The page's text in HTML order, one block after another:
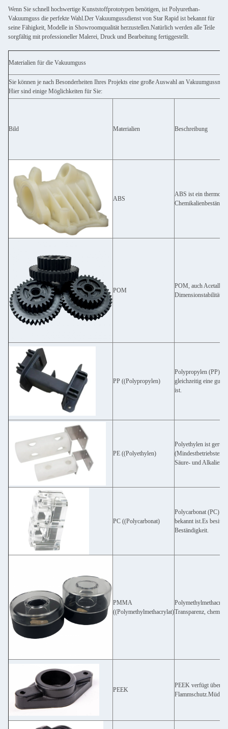
Wenn Sie schnell hochwertige Kunststoffprototypen benötigen, ist Polyurethan-
Vakuumguss die perfekte Wahl.Der Vakuumgussdienst von Star Rapid ist bekannt für
seine Fähigkeit, Modelle in Showroomqualität herzustellen.Natürlich werden alle Teile
sorgfältig mit professioneller Malerei, Druck und Bearbeitung fertiggestellt.
Materialien für die Vakuumguss
Sie können je nach Besonderheiten Ihres Projekts eine große Auswahl an
Hier sind einige Möglichkeiten für Sie:
Bild Materialien Beschreibung
ABS
ABS ist ein
POM
POM, auch Acetall
Dimensionstabilität,
PP ((Polypropylen)
Polypropylen (PP) ist
gleichzeitig eine gute
ist.
PE ((Polyethylen)
Polyethylen ist
Säure- und
PC ((Polycarbonat)
Polycarbonat (PC) ist
bekannt ist.Es besitzt
Beständigkeit.
PMMA
((Polymethylmethacrylat)Transparenz,
PEEK
PEEK verfügt über